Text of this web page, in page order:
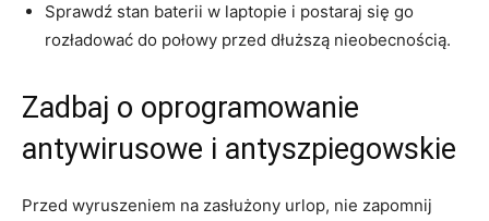
Sprawdź stan baterii w laptopie ⁢i postaraj⁤ się go
rozładować do połowy przed dłuższą nieobecnością.
Zadbaj o oprogramowanie
antywirusowe i antyszpiegowskie
Przed wyruszeniem na zasłużony urlop, nie zapomnij